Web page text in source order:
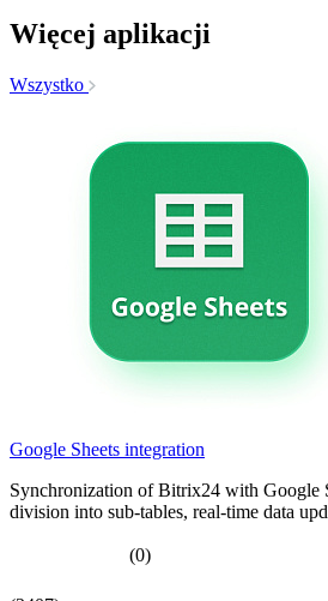
Więcej aplikacji
Wszystko
Google Sheets integration
Synchronization of Bitrix24 with Google
division into sub-tables, real-time data
(0)